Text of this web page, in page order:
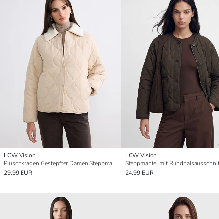
LCW Vision
Plüschkragen Gestepfter Damen Steppmantel
29.99 EUR
LCW Vision
24.99 EUR